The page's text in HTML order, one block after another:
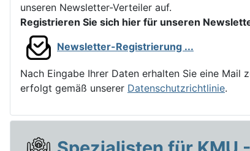
unseren Newsletter-Verteiler auf.
Registrieren Sie sich hier für unseren
Newsletter-Registrierung ...
Nach Eingabe Ihrer Daten erhalten Sie eine
erfolgt gemäß unserer Datenschutzrichtlinie.